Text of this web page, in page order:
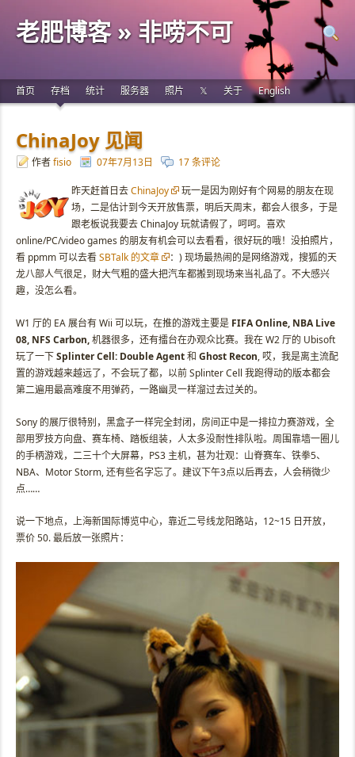
老肥博客 » 非唠不可
首页 存档 统计 服务器 照片 𝕏 关于 English
ChinaJoy 见闻
作者fisio 07年7月13日 17 条评论
昨天赶首日去ChinaJoy
玩一是因为刚好有个网易的朋友在现
场，二是估计到今天开放售票，明后天周末，都会人很多，于是
跟老板说我要去 ChinaJoy 玩就请假了，呵呵。喜欢
online/PC/video games 的朋友有机会可以去看看，很好玩的哦！没拍照片，
看 ppmm 可以去看SBTalk 的文章
：) 现场最热闹的是网络游戏，搜狐的天
龙八部人气很足，财大气粗的盛大把汽车都搬到现场来当礼品了。不大感兴
趣，没怎么看。
W1 厅的 EA 展台有 Wii 可以玩，在推的游戏主要是 FIFA Online, NBA Live
08, NFS Carbon,机器很多，还有擂台在办观众比赛。我在 W2 厅的 Ubisoft
玩了一下Splinter Cell: Double Agent和 Ghost Recon, 哎，我是离主流配
置的游戏越来越远了，不会玩了都，以前 Splinter Cell 我跑得动的版本都会
第二遍用最高难度不用弹药，一路幽灵一样溜过去过关的。
Sony 的展厅很特别，黑盒子一样完全封闭，房间正中是一排拉力赛游戏，全
部用罗技方向盘、赛车椅、踏板组装，人太多没耐性排队啦。周围靠墙一圈儿
的手柄游戏，二三十个大屏幕，PS3 主机，甚为壮观：山脊赛车、铁拳5、
NBA、Motor Storm, 还有些名字忘了。建议下午3点以后再去，人会稍微少
点……
说一下地点，上海新国际博览中心，靠近二号线龙阳路站，12~15 日开放，
票价 50. 最后放一张照片：